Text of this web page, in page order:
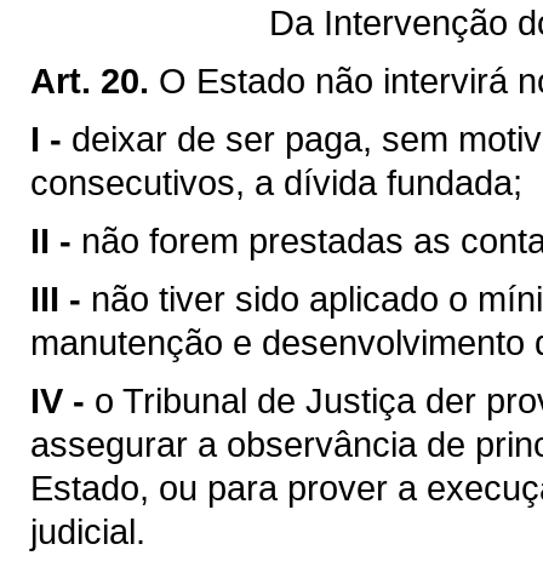
Da Intervenção
Art. 20. O Estado não intervirá
I - deixar de ser paga, sem
consecutivos, a dívida fundada;
II - não forem prestadas as
III - não tiver sido aplicado o
manutenção e desenvolvimento
IV - o Tribunal de Justiça der
assegurar a observância de
Estado, ou para prover a
judicial.